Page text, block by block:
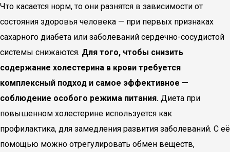
Что касается норм, то они разнятся в зависимости от
состояния здоровья человека — при первых признаках
сахарного диабета или заболеваний сердечно-сосудистой
системы снижаются. Для того, чтобы снизить
содержание холестерина в крови требуется
комплексный подход и самое эффективное —
соблюдение особого режима питания. Диета при
повышенном холестерине используется как
профилактика, для замедления развития заболеваний. С её
помощью можно отрегулировать обмен веществ,